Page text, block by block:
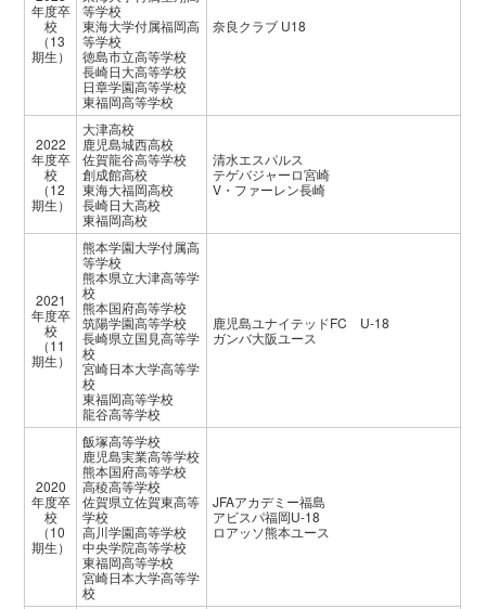
年度卒
校
（13
期生）
等学校
東海大学付属福岡高
等学校
徳島市立高等学校
長崎日大高等学校
日章学園高等学校
東福岡高等学校
奈良クラブ U18
2022
年度卒
校
（12
期生）
大津高校
鹿児島城西高校
佐賀龍谷高等学校
創成館高校
東海大福岡高校
長崎日大高校
東福岡高校
清水エスパルス
テゲバジャーロ宮崎
V・ファーレン長崎
2021
年度卒
校
（11
期生）
熊本学園大学付属高
等学校
熊本県立大津高等学
校
熊本国府高等学校
筑陽学園高等学校
長崎県立国見高等学
校
宮崎日本大学高等学
校
東福岡高等学校
龍谷高等学校
鹿児島ユナイテッドFC U-18
ガンバ大阪ユース
2020
年度卒
校
（10
期生）
飯塚高等学校
鹿児島実業高等学校
熊本国府高等学校
高稜高等学校
佐賀県立佐賀東高等
学校
高川学園高等学校
中央学院高等学校
東福岡高等学校
宮崎日本大学高等学
校
JFAアカデミー福島
アビスパ福岡U-18
ロアッソ熊本ユース